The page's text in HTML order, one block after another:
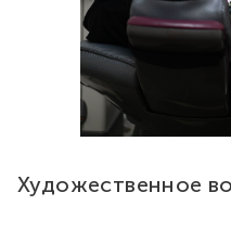
Художественное